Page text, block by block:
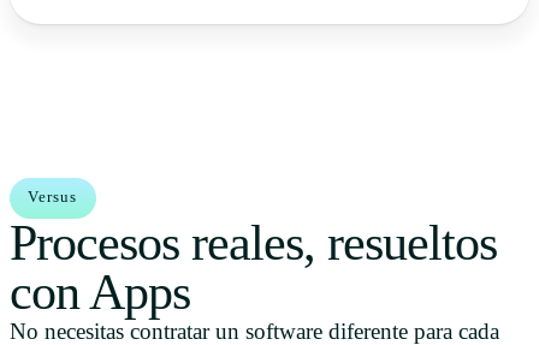
Versus
Procesos reales, resueltos
con Apps
No necesitas contratar un software diferente para cada